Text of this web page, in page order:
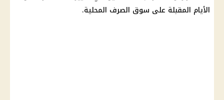
الأيام المقبلة على سوق الصرف المحلية.